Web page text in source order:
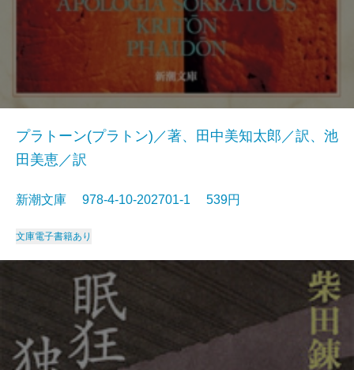
プラトーン(プラトン)／著、田中美知太郎／訳、池
田美恵／訳
新潮文庫 978-4-10-202701-1 539円
文庫電子書籍あり